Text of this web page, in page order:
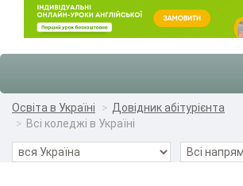
Освіта в Україні
Довідник абітурієнта
Всі коледжі в Україні